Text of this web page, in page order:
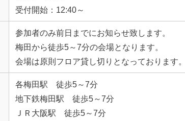
受付開始：12:40～
参加者のみ前日までにお知らせ致します。
梅田から徒歩5～7分の会場となります。
会場は原則フロア貸し切りとなっております。
各梅田駅 徒歩5～7分
地下鉄梅田駅 徒歩5～7分
ＪＲ大阪駅 徒歩5～7分